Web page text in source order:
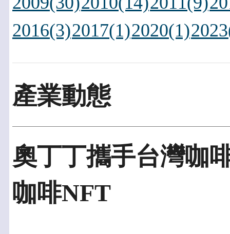
2016(3)2017(1)2020(1)
產業動態
奧丁丁攜手台灣咖
咖啡NFT